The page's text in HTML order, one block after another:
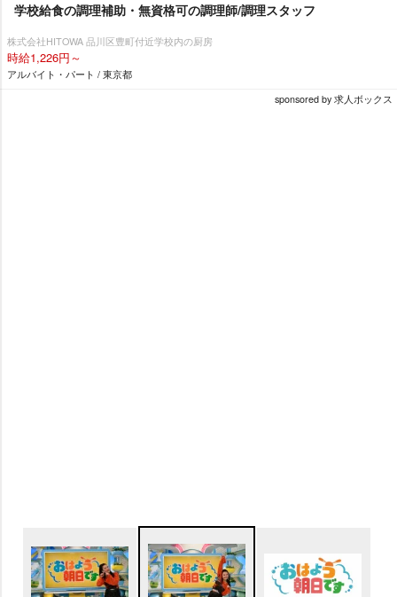
学校給食の調理補助・無資格可の調理師/調理スタッフ
株式会社HITOWA 品川区豊町付近学校内の厨房
時給1,226円～
アルバイト・パート / 東京都
sponsored by 求人ボックス